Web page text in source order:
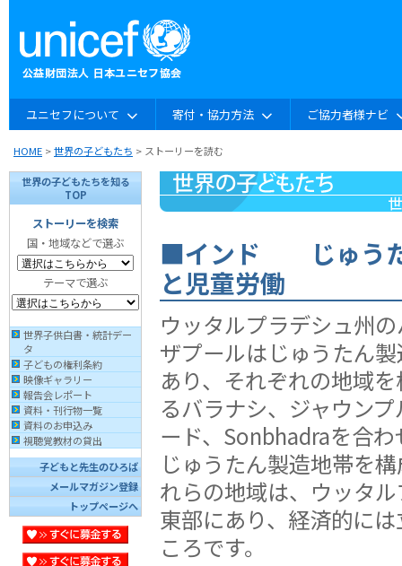
ユニセフについて 寄付・協力方法 ご協力者様ナビ
HOME >世界の子どもたち > ストーリーを読む
世界の子どもたちを知る
TOP
ストーリーを検索
国・地域などで選ぶ
テーマで選ぶ
世界子供白書・統計デー
タ
子どもの権利条約
映像ギャラリー
報告会レポート
資料・刊行物一覧
資料のお申込み
視聴覚教材の貸出
子どもと先生のひろば
メールマガジン登録
トップページへ
■インド じゅうた
と児童労働
ウッタルプラデシュ州
ザプールはじゅうたん
あり、それぞれの地域
るバラナシ、ジャウン
ード、Sonbhadraを合
じゅうたん製造地帯を
れらの地域は、ウッタ
東部にあり、経済的に
ころです。